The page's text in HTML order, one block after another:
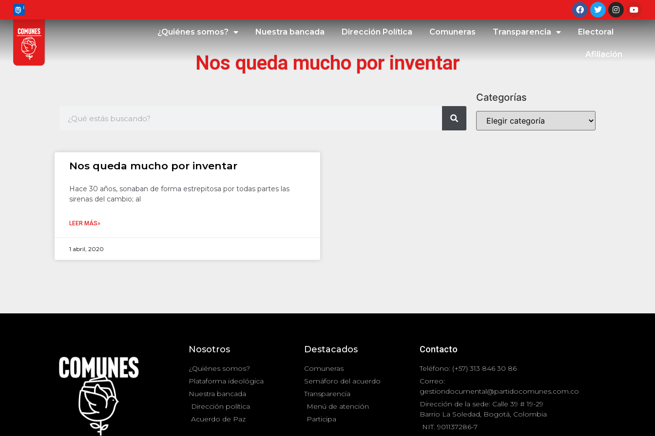
¿Quiénes somos? Nuestra bancada Dirección Política Comuneras Transparencia Electoral
Afiliación
Nos queda mucho por inventar
Categorías
Nos queda mucho por inventar
Hace 30 años, sonaban de forma estrepitosa por todas partes las
sirenas del cambio; al
LEER MÁS»
1 abril, 2020
Nosotros
¿Quiénes somos?
Plataforma ideológica
Nuestra bancada
Dirección política
Acuerdo de Paz
Destacados
Comuneras
Semáforo del acuerdo
Transparencia
Menú de atención
Participa
Contacto
Teléfono: (+57) 313 846 30 86
Correo:
gestiondocumental@partidocomunes.com.co
Dirección de la sede: Calle 39 # 19-29
Barrio La Soledad, Bogotá, Colombia
NIT. 901137286-7